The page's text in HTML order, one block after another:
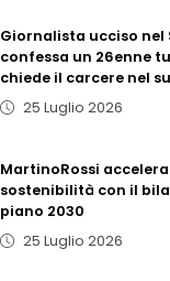
Giornalista ucciso nel
confessa un 26enne
chiede il carcere nel
25 Luglio 2026
MartinoRossi
sostenibilità con il
piano 2030
25 Luglio 2026